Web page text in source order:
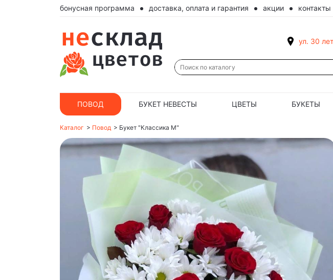
бонусная программа доставка, оплата и гарантия акции контакты
ул. 30
ПОВОД БУКЕТ НЕВЕСТЫ ЦВЕТЫ БУКЕТЫ
Каталог > Повод > Букет "Классика М"